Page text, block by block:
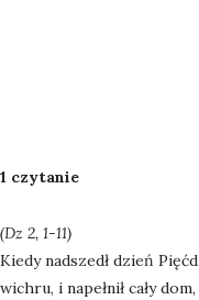
1 czytanie
(Dz 2, 1-11)
Kiedy nadszedł dzień
wichru, i napełnił cały